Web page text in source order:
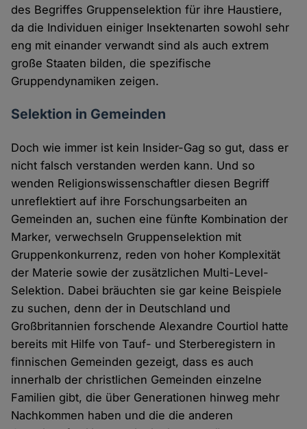
des Begriffes Gruppenselektion für ihre Haustiere,
da die Individuen einiger Insektenarten sowohl sehr
eng mit einander verwandt sind als auch extrem
große Staaten bilden, die spezifische
Gruppendynamiken zeigen.
Selektion in Gemeinden
Doch wie immer ist kein Insider-Gag so gut, dass er
nicht falsch verstanden werden kann. Und so
wenden Religionswissenschaftler diesen Begriff
unreflektiert auf ihre Forschungsarbeiten an
Gemeinden an, suchen eine fünfte Kombination der
Marker, verwechseln Gruppenselektion mit
Gruppenkonkurrenz, reden von hoher Komplexität
der Materie sowie der zusätzlichen Multi-Level-
Selektion. Dabei bräuchten sie gar keine Beispiele
zu suchen, denn der in Deutschland und
Großbritannien forschende Alexandre Courtiol hatte
bereits mit Hilfe von Tauf- und Sterberegistern in
finnischen Gemeinden gezeigt, dass es auch
innerhalb der christlichen Gemeinden einzelne
Familien gibt, die über Generationen hinweg mehr
Nachkommen haben und die die anderen